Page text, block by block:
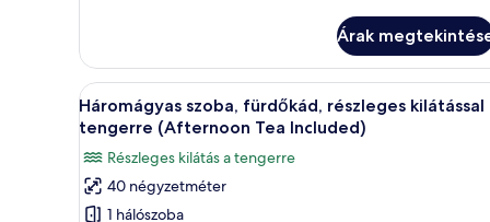
Afternoon
Tea
included)
kilátással
tengerre
(Bathtub
Afternoon
Tea
included)
Árak
A
következő
szoba
összes
képének
Egy szállodai szoba,
11
Háromágyas szoba, fürdőkád, részleges kilátással
tengerre (Afternoon Tea Included)
Részleges kilátás a tengerre
40 négyzetméter
1 hálószoba